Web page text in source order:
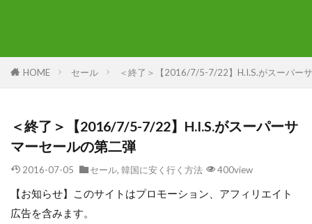
HOME セール ＜終了＞【2016/7/5-7/22】H.I.S.がスーパー
＜終了＞【2016/7/5-7/22】H.I.S.がスーパーサ
マーセールの第二弾
2016-07-05 セール, 韓国に安く行く方法 400view
【お知らせ】このサイトはプロモーション、アフィリエイト
広告を含みます。